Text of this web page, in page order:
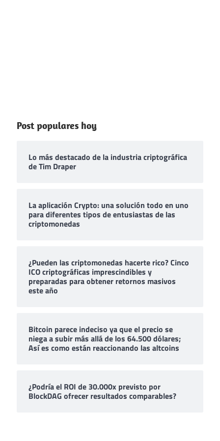
Post populares hoy
Lo más destacado de la industria criptográfica
de Tim Draper
La aplicación Crypto: una solución todo en uno
para diferentes tipos de entusiastas de las
criptomonedas
¿Pueden las criptomonedas hacerte rico? Cinco
ICO criptográficas imprescindibles y
preparadas para obtener retornos masivos
este año
Bitcoin parece indeciso ya que el precio se
niega a subir más allá de los 64.500 dólares;
Así es como están reaccionando las altcoins
¿Podría el ROI de 30.000x previsto por
BlockDAG ofrecer resultados comparables?